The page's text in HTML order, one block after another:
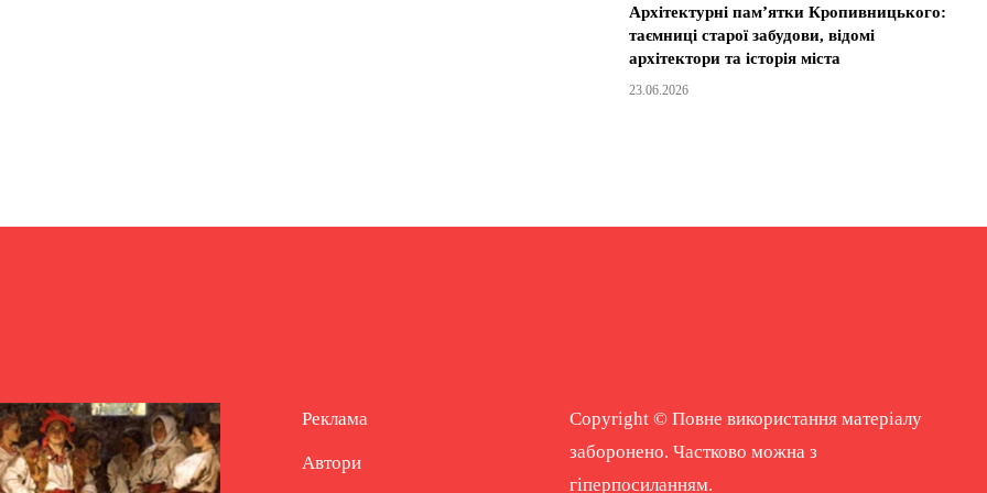
Архітектурні пам’ятки Кропивницького:
таємниці старої забудови, відомі
архітектори та історія міста
23.06.2026
Реклама
Автори
Copyright © Повне використання матеріалу
заборонено. Частково можна з
гіперпосиланням.